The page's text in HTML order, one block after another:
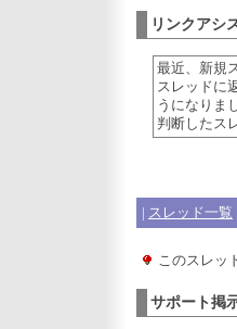
リンクアシ
最近、新規
スレッドに
うになりま
判断したス
| スレッド一覧
このスレッ
サポート掲